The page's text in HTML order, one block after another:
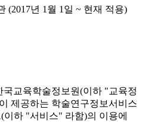
(2017년 1월 1일 ~ 현재 적용)
국교육학술정보원(이하 "교육정
제공하는 학술연구정보서비스
이하 "서비스" 라함)의 이용에